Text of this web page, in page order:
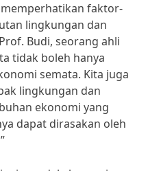
faktor-
lingkungan dan
Budi, seorang ahli
tidak boleh hanya
semata. Kita juga
lingkungan dan
ekonomi yang
dapat dirasakan oleh